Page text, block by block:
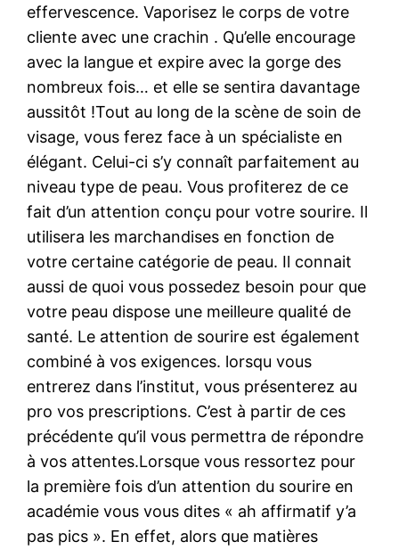
effervescence. Vaporisez le corps de votre
cliente avec une crachin . Qu’elle encourage
avec la langue et expire avec la gorge des
nombreux fois… et elle se sentira davantage
aussitôt !Tout au long de la scène de soin de
visage, vous ferez face à un spécialiste en
élégant. Celui-ci s’y connaît parfaitement au
niveau type de peau. Vous profiterez de ce
fait d’un attention conçu pour votre sourire. Il
utilisera les marchandises en fonction de
votre certaine catégorie de peau. Il connait
aussi de quoi vous possedez besoin pour que
votre peau dispose une meilleure qualité de
santé. Le attention de sourire est également
combiné à vos exigences. lorsqu vous
entrerez dans l’institut, vous présenterez au
pro vos prescriptions. C’est à partir de ces
précédente qu’il vous permettra de répondre
à vos attentes.Lorsque vous ressortez pour
la première fois d’un attention du sourire en
académie vous vous dites « ah affirmatif y’a
pas pics ». En effet, alors que matières